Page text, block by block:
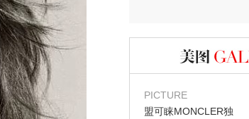
图库
PICTURE
盟可睐MONCLER独